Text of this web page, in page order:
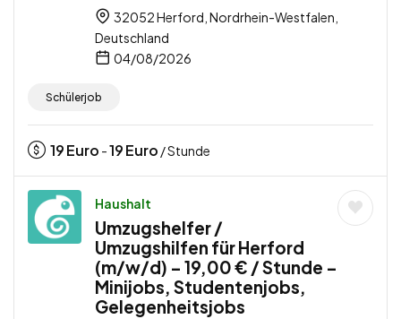
32052 Herford, Nordrhein-Westfalen,
Deutschland
04/08/2026
Schülerjob
19Euro -19Euro / Stunde
Haushalt
Umzugshelfer /
Umzugshilfen für Herford
(m/w/d) – 19,00 € / Stunde –
Minijobs, Studentenjobs,
Gelegenheitsjobs